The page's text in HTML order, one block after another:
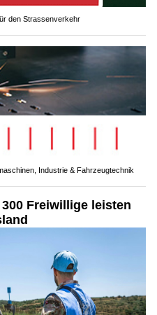
den Strassenverkehr
Industrie & Fahrzeugtechnik
Freiwillige leisten